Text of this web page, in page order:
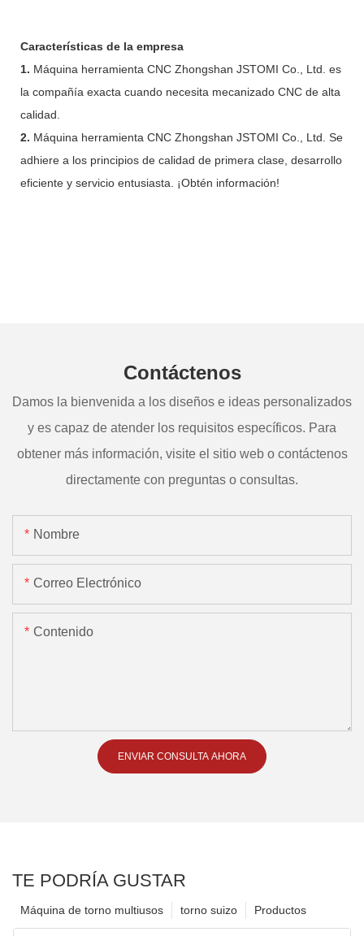
Características de la empresa
1. Máquina herramienta CNC Zhongshan JSTOMI Co., Ltd. es
la compañía exacta cuando necesita mecanizado CNC de alta
calidad.
2. Máquina herramienta CNC Zhongshan JSTOMI Co., Ltd. Se
adhiere a los principios de calidad de primera clase, desarrollo
eficiente y servicio entusiasta. ¡Obtén información!
Contáctenos
Damos la bienvenida a los diseños e ideas personalizados
y es capaz de atender los requisitos específicos. Para
obtener más información, visite el sitio web o contáctenos
directamente con preguntas o consultas.
Nombre
Correo Electrónico
Contenido
ENVIAR CONSULTA AHORA
TE PODRÍA GUSTAR
Productos
torno suizo
Máquina de torno multiusos